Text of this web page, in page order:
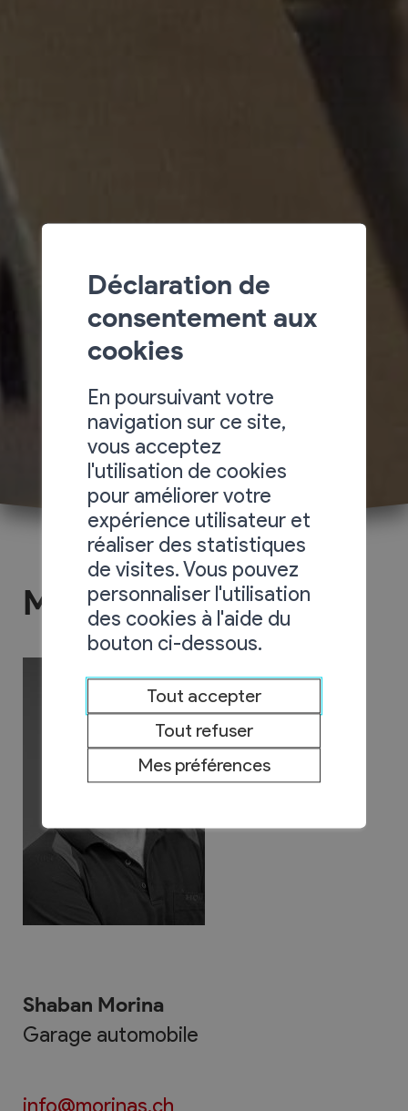
Morina Automobiles
Shaban Morina
Garage automobile
info@morinas.ch
Déclaration de
consentement aux
cookies
En poursuivant votre
navigation sur ce site,
vous acceptez
l'utilisation de cookies
pour améliorer votre
expérience utilisateur et
réaliser des statistiques
de visites. Vous pouvez
personnaliser l'utilisation
des cookies à l'aide du
bouton ci-dessous.
Tout accepter
Tout refuser
Mes préférences